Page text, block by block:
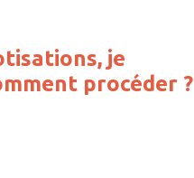
je
procéder ?